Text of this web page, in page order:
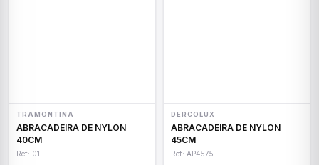
TRAMONTINA
ABRACADEIRA DE NYLON
40CM
Ref: 01
DERCOLUX
ABRACADEIRA DE NYLON
45CM
Ref: AP4575